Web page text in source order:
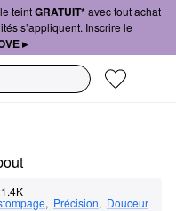
teintGRATUIT*avec tout achat
s’appliquent. Inscrire le
▸
, Précision, Douceur